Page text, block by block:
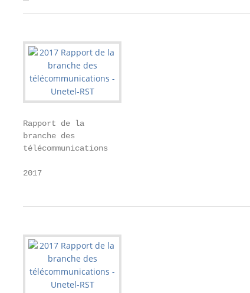
Rapport de la
branche des
télécommunications
2017